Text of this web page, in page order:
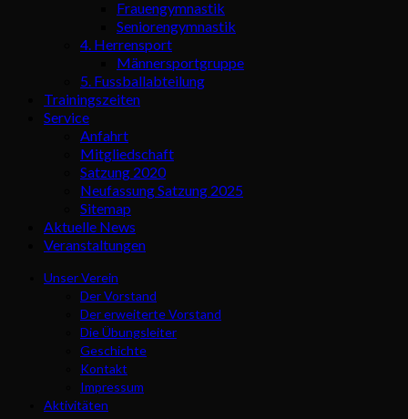
Frauengymnastik
Seniorengymnastik
4. Herrensport
Männersportgruppe
5. Fussballabteilung
Trainingszeiten
Service
Anfahrt
Mitgliedschaft
Satzung 2020
Neufassung Satzung 2025
Sitemap
Aktuelle News
Veranstaltungen
Unser Verein
Der Vorstand
Der erweiterte Vorstand
Die Übungsleiter
Geschichte
Kontakt
Impressum
Aktivitäten